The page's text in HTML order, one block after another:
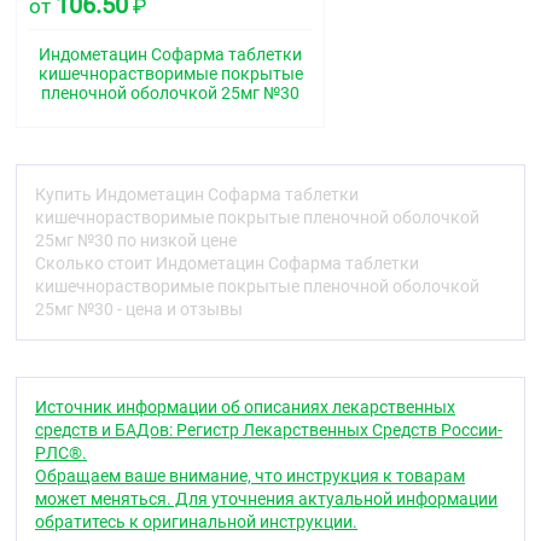
Описание
Круглые, двояковыпуклые таблетки оранжево-
коричневого цвета. Вид на изломе — от белого до
светло-жёлтого цвета.
НПВП
Код АТХ
C01EB03, S01BC01, M02AA23
Фармакологические свойства
Фармакодинамика
жаропонижающее и антиагрегационное действие.
Подавляет активность провоспалительных
факторов, снижает агрегацию тромбоцитов.
Угнетая циклооксигеназу I и II, нарушает
метаболизм арахидоновой кислоты, уменьшает
количество простагландинов (Pg) как в очаге
от ₽
Индометацин Софарма таблетки
кишечнорастворимые покрытые
пленочной оболочкой 25мг №30
Купить Индометацин Софарма таблетки
кишечнорастворимые покрытые пленочной оболочкой
25мг №30 по низкой цене
Сколько стоит Индометацин Софарма таблетки
кишечнорастворимые покрытые пленочной оболочкой
25мг №30 - цена и отзывы
Источник информации об описаниях лекарственных
средств и БАДов: Регистр Лекарственных Средств России-
РЛС®.
Обращаем ваше внимание, что инструкция к товарам
может меняться. Для уточнения актуальной информации
обратитесь к оригинальной инструкции.